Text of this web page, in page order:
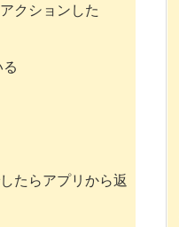
クションした
たらアプリから返